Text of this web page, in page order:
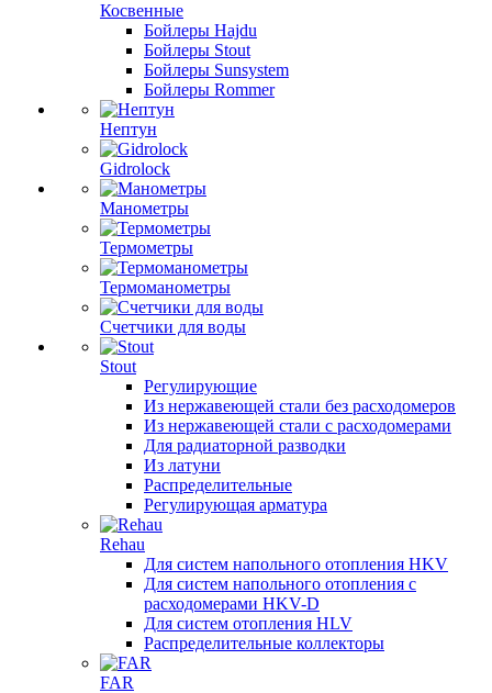
Косвенные
Бойлеры Hajdu
Бойлеры Stout
Бойлеры Sunsystem
Бойлеры Rommer
Нептун
Gidrolock
Манометры
Термометры
Термоманометры
Счетчики для воды
Stout
Регулирующие
Из нержавеющей стали без расходомеров
Из нержавеющей стали с расходомерами
Для радиаторной разводки
Из латуни
Распределительные
Регулирующая арматура
Rehau
Для систем напольного отопления HKV
Для систем напольного отопления с
расходомерами HKV-D
Для систем отопления HLV
Распределительные коллекторы
FAR